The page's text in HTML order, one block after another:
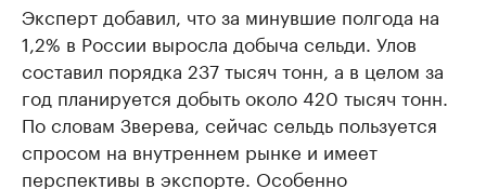
Эксперт добавил, что за минувшие полгода на
1,2% в России выросла добыча сельди. Улов
составил порядка 237 тысяч тонн, а в целом за
год планируется добыть около 420 тысяч тонн.
По словам Зверева, сейчас сельдь пользуется
спросом на внутреннем рынке и имеет
перспективы в экспорте. Особенно